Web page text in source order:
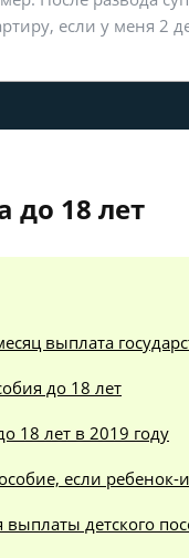
до 18 лет
выплата
до 18 лет
18 лет в 2019 году
если
детского